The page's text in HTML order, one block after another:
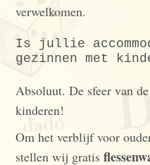
verwelkomen.
Is jullie
gezinnen met
Absoluut. De sfeer van
kinderen!
Om het verblijf voor
stellen wij gratis